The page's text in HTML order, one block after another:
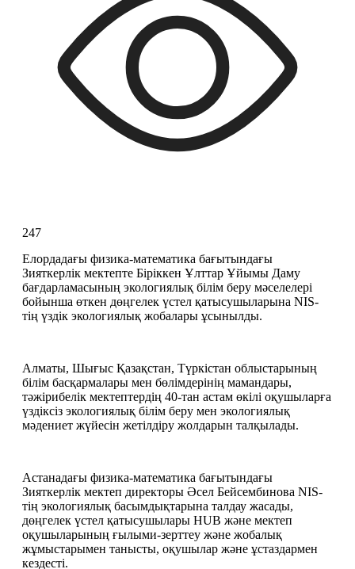
247
Елордадағы физика-математика бағытындағы
Зияткерлік мектепте Біріккен Ұлттар Ұйымы Даму
бағдарламасының экологиялық білім беру мәселелері
бойынша өткен дөңгелек үстел қатысушыларына NIS-
тің үздік экологиялық жобалары ұсынылды.
Алматы, Шығыс Қазақстан, Түркістан облыстарының
білім басқармалары мен бөлімдерінің мамандары,
тәжірибелік мектептердің 40-тан астам өкілі оқушыларға
үздіксіз экологиялық білім беру мен экологиялық
мәдениет жүйесін жетілдіру жолдарын талқылады.
Астанадағы физика-математика бағытындағы
Зияткерлік мектеп директоры Әсел Бейсембинова NIS-
тің экологиялық басымдықтарына талдау жасады,
дөңгелек үстел қатысушылары HUB және мектеп
оқушыларының ғылыми-зерттеу және жобалық
жұмыстарымен танысты, оқушылар және ұстаздармен
кездесті.